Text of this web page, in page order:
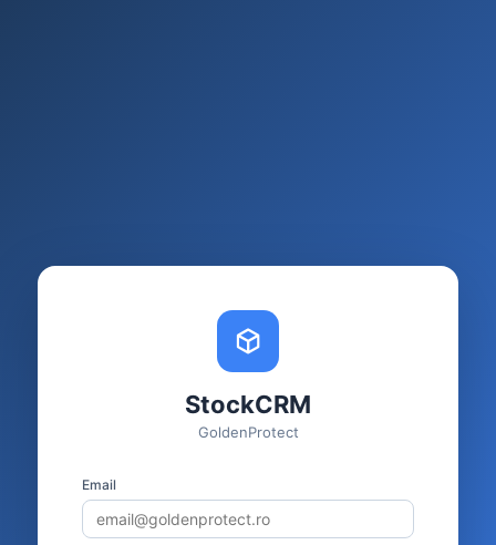
StockCRM
GoldenProtect
Email